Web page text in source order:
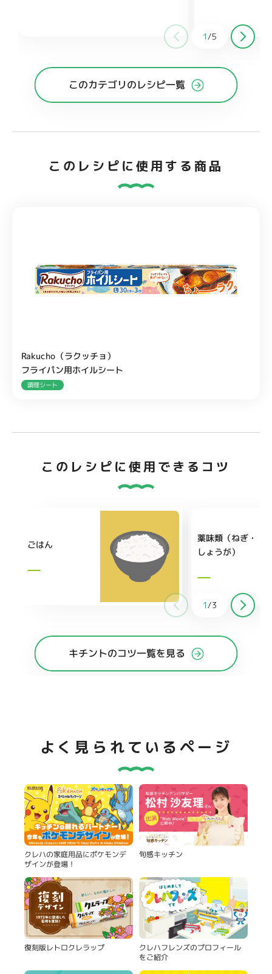
塩、こし ょうゆ 小さじ2
じ1 みりん 小さじ
1/5
このカテゴリのレシピ一覧
このレシピに使用する商品
Rakucho（ラクッチョ）
フライパン用ホイルシート
調理シート
このレシピに使用できるコツ
ごはん
薬味類（ねぎ・
しょうが）
1/3
キチントのコツ一覧を見る
よく見られているページ
クレハの家庭用品にポケモンデ
ザインが登場！
旬感キッチン
復刻版レトロクレラップ クレハフレンズのプロフィール
をご紹介